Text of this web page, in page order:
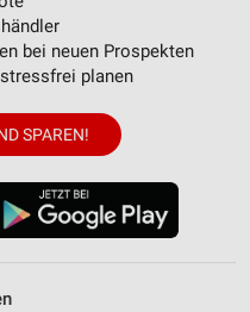
bei neuen Prospekten
planen
SPAREN!